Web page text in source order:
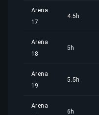
Arena
17
4.5h
Arena
18
5h
Arena
19
5.5h
Arena
6h